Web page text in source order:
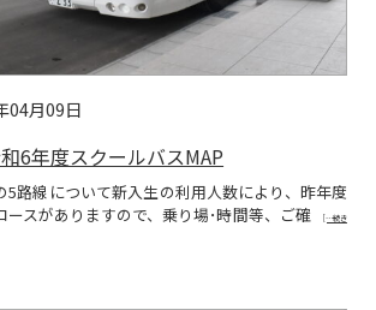
04月09日
6年度スクールバスMAP
5路線について新入生の利用人数により、昨年度
ースがありますので、乗り場･時間等、ご確
[…続き